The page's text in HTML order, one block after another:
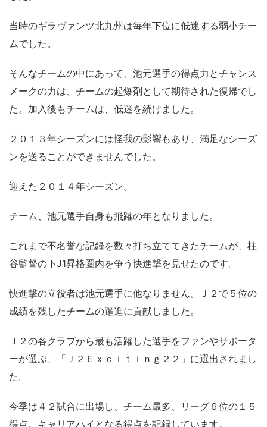
当時のギラヴァンツ北九州は毎年下位に低迷する弱小チー
ムでした。
そんなチームの中にあって、池元選手の得点力とチャンス
メークの力は、チームの起爆剤として期待された復帰でし
た。加入後もチームは、低迷を続けました。
２０１３年シーズンには怪我の影響もあり、満足なシーズ
ンを送ることができませんでした。
迎えた２０１４年シーズン。
チーム、池元選手自身も飛躍の年となりました。
これまで不名誉な記録を数々打ち立ててきたチームが、柱
谷監督の下J1昇格圏内を争う快進撃を見せたのです。
快進撃の立役者は池元選手に他なりません。Ｊ２で５位の
成績を残したチームの躍進に貢献しました。
Ｊ２の各クラブから最も活躍した選手をファンやサポータ
ーが選ぶ、「Ｊ２Ｅｘｃｉｔｉｎｇ２２」に選出されまし
た。
今季は４２試合に出場し、チーム最多、リーグ６位の１５
得点。キャリアハイとなる得点を記録しています。